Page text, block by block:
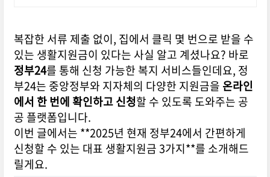
복잡한 서류 제출 없이, 집에서 클릭 몇 번으로 받을 수
있는 생활지원금이 있다는 사실 알고 계셨나요? 바로
정부24를 통해 신청 가능한 복지 서비스들인데요, 정
부24는 중앙정부와 지자체의 다양한 지원금을 온라인
에서 한 번에 확인하고 신청할 수 있도록 도와주는 공
공 플랫폼입니다.
이번 글에서는 **2025년 현재 정부24에서 간편하게
신청할 수 있는 대표 생활지원금 3가지**를 소개해드
릴게요.